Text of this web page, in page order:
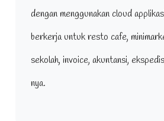
dengan menggunakan cloud
berkerja untuk resto cafe,
sekolah, invoice, akuntansi,
nya.